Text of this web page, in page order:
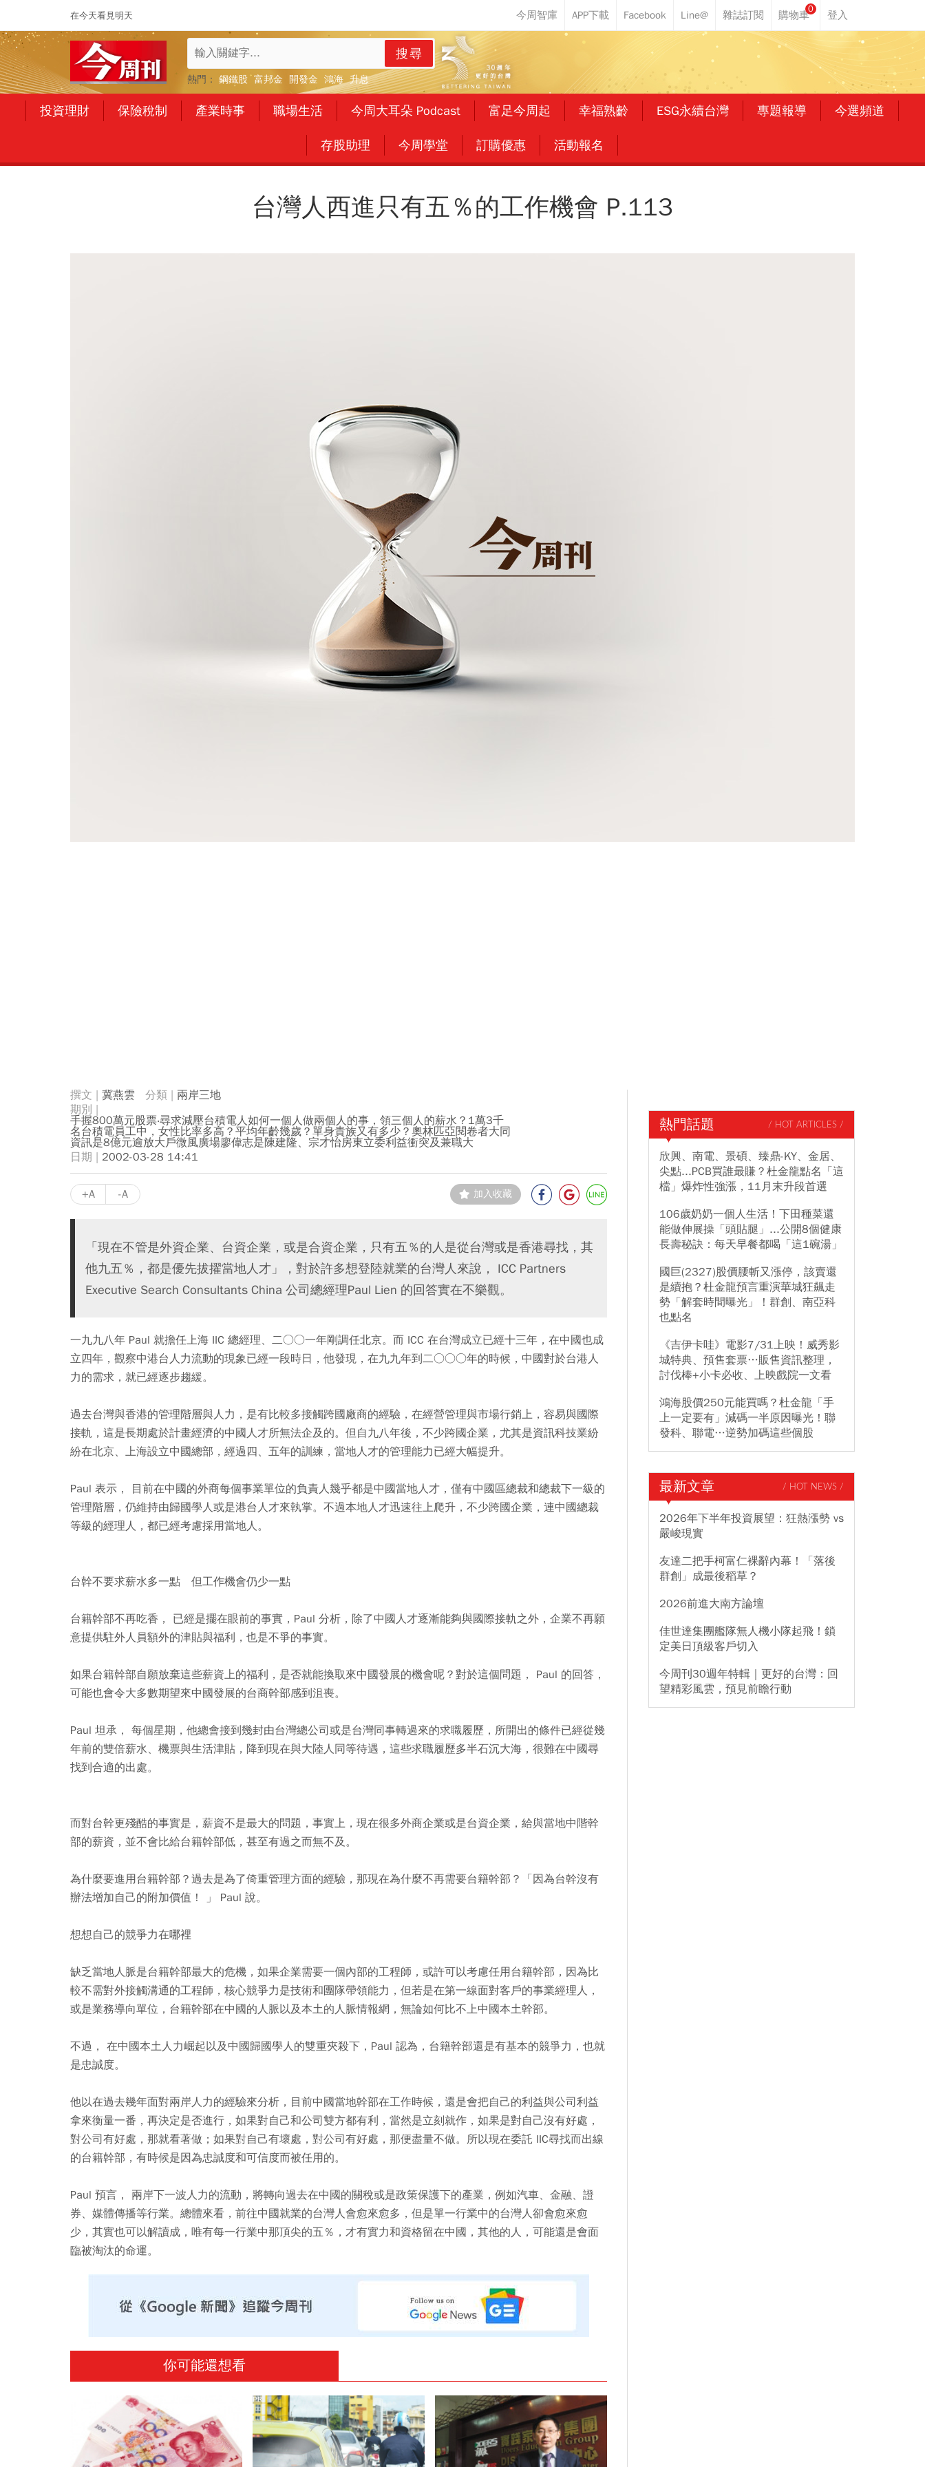
在今天看見明天
0
搜尋
熱門： 鋼鐵股 富邦金 開發金 鴻海 升息
投資理財 保險稅制 產業時事 職場生活 今周大耳朵 Podcast 富足今周起 幸福熟齡 ESG永續台灣 專題報導 今選頻道
存股助理 今周學堂 訂購優惠 活動報名
台灣人西進只有五％的工作機會 P.113
冀燕雲
兩岸三地
手握800萬元股票‧尋求減壓台積電人如何一個人做兩個人的事，領三個人的薪水？1萬3千
名台積電員工中，女性比率多高？平均年齡幾歲？單身貴族又有多少？奧林匹亞閱卷者大同
資訊是8億元逾放大戶微風廣場廖偉志是陳建隆、宗才怡房東立委利益衝突及兼職大
2002-03-28 14:41
+A -A 加入收藏
「現在不管是外資企業、台資企業，或是合資企業，只有五％的人是從台灣或是香港尋找，其
他九五％，都是優先拔擢當地人才」，對於許多想登陸就業的台灣人來說， ICC Partners
Executive Search Consultants China 公司總經理Paul Lien 的回答實在不樂觀。
一九九八年 Paul 就擔任上海 IIC 總經理、二○○一年剛調任北京。而 ICC 在台灣成立已經十三年，在中國也成
立四年，觀察中港台人力流動的現象已經一段時日，他發現，在九九年到二○○○年的時候，中國對於台港人
力的需求，就已經逐步趨緩。
過去台灣與香港的管理階層與人力，是有比較多接觸跨國廠商的經驗，在經營管理與市場行銷上，容易與國際
接軌，這是長期處於計畫經濟的中國人才所無法企及的。但自九八年後，不少跨國企業，尤其是資訊科技業紛
紛在北京、上海設立中國總部，經過四、五年的訓練，當地人才的管理能力已經大幅提升。
Paul 表示， 目前在中國的外商每個事業單位的負責人幾乎都是中國當地人才，僅有中國區總裁和總裁下一級的
管理階層，仍維持由歸國學人或是港台人才來執掌。不過本地人才迅速往上爬升，不少跨國企業，連中國總裁
等級的經理人，都已經考慮採用當地人。
台幹不要求薪水多一點 但工作機會仍少一點
台籍幹部不再吃香， 已經是擺在眼前的事實，Paul 分析，除了中國人才逐漸能夠與國際接軌之外，企業不再願
意提供駐外人員額外的津貼與福利，也是不爭的事實。
如果台籍幹部自願放棄這些薪資上的福利，是否就能換取來中國發展的機會呢？對於這個問題， Paul 的回答，
可能也會令大多數期望來中國發展的台商幹部感到沮喪。
Paul 坦承， 每個星期，他總會接到幾封由台灣總公司或是台灣同事轉過來的求職履歷，所開出的條件已經從幾
年前的雙倍薪水、機票與生活津貼，降到現在與大陸人同等待遇，這些求職履歷多半石沉大海，很難在中國尋
找到合適的出處。
而對台幹更殘酷的事實是，薪資不是最大的問題，事實上，現在很多外商企業或是台資企業，給與當地中階幹
部的薪資，並不會比給台籍幹部低，甚至有過之而無不及。
為什麼要進用台籍幹部？過去是為了倚重管理方面的經驗，那現在為什麼不再需要台籍幹部？「因為台幹沒有
辦法增加自己的附加價值！ 」 Paul 說。
想想自己的競爭力在哪裡
缺乏當地人脈是台籍幹部最大的危機，如果企業需要一個內部的工程師，或許可以考慮任用台籍幹部，因為比
較不需對外接觸溝通的工程師，核心競爭力是技術和團隊帶領能力，但若是在第一線面對客戶的事業經理人，
或是業務導向單位，台籍幹部在中國的人脈以及本土的人脈情報網，無論如何比不上中國本土幹部。
不過， 在中國本土人力崛起以及中國歸國學人的雙重夾殺下，Paul 認為，台籍幹部還是有基本的競爭力，也就
是忠誠度。
他以在過去幾年面對兩岸人力的經驗來分析，目前中國當地幹部在工作時候，還是會把自己的利益與公司利益
拿來衡量一番，再決定是否進行，如果對自己和公司雙方都有利，當然是立刻就作，如果是對自己沒有好處，
對公司有好處，那就看著做；如果對自己有壞處，對公司有好處，那便盡量不做。所以現在委託 IIC尋找而出線
的台籍幹部，有時候是因為忠誠度和可信度而被任用的。
Paul 預言， 兩岸下一波人力的流動，將轉向過去在中國的關稅或是政策保護下的產業，例如汽車、金融、證
券、媒體傳播等行業。總體來看，前往中國就業的台灣人會愈來愈多，但是單一行業中的台灣人卻會愈來愈
少，其實也可以解讀成，唯有每一行業中那頂尖的五％，才有實力和資格留在中國，其他的人，可能還是會面
臨被淘汰的命運。
你可能還想看
PR
熱門話題 / HOT ARTICLES /
欣興、南電、景碩、臻鼎-KY、金居、
尖點...PCB買誰最賺？杜金龍點名「這
檔」爆炸性強漲，11月末升段首選
106歲奶奶一個人生活！下田種菜還
能做伸展操「頭貼腿」...公開8個健康
長壽秘訣：每天早餐都喝「這1碗湯」
國巨(2327)股價腰斬又漲停，該賣還
是續抱？杜金龍預言重演華城狂飆走
勢「解套時間曝光」！群創、南亞科
也點名
《吉伊卡哇》電影7/31上映！威秀影
城特典、預售套票…販售資訊整理，
討伐棒+小卡必收、上映戲院一文看
鴻海股價250元能買嗎？杜金龍「手
上一定要有」減碼一半原因曝光！聯
發科、聯電…逆勢加碼這些個股
最新文章 / HOT NEWS /
2026年下半年投資展望：狂熱漲勢 vs
嚴峻現實
友達二把手柯富仁裸辭內幕！「落後
群創」成最後稻草？
2026前進大南方論壇
佳世達集團艦隊無人機小隊起飛！鎖
定美日頂級客戶切入
今周刊30週年特輯｜更好的台灣：回
望精彩風雲，預見前瞻行動